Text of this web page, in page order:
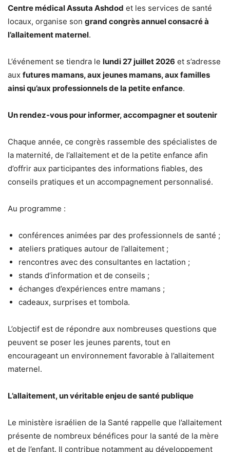
Centre médical Assuta Ashdod et les services de santé
locaux, organise son grand congrès annuel consacré à
l’allaitement maternel.
L’événement se tiendra le lundi 27 juillet 2026 et s’adresse
aux futures mamans, aux jeunes mamans, aux familles
ainsi qu’aux professionnels de la petite enfance.
Un rendez-vous pour informer, accompagner et soutenir
Chaque année, ce congrès rassemble des spécialistes de
la maternité, de l’allaitement et de la petite enfance afin
d’offrir aux participantes des informations fiables, des
conseils pratiques et un accompagnement personnalisé.
Au programme :
conférences animées par des professionnels de santé ;
ateliers pratiques autour de l’allaitement ;
rencontres avec des consultantes en lactation ;
stands d’information et de conseils ;
échanges d’expériences entre mamans ;
cadeaux, surprises et tombola.
L’objectif est de répondre aux nombreuses questions que
peuvent se poser les jeunes parents, tout en
encourageant un environnement favorable à l’allaitement
maternel.
L’allaitement, un véritable enjeu de santé publique
Le ministère israélien de la Santé rappelle que l’allaitement
présente de nombreux bénéfices pour la santé de la mère
et de l’enfant. Il contribue notamment au développement